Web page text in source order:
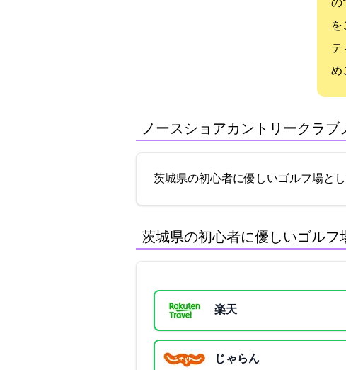
の
を
テ
め
ノースショアカントリークラブ(
茨城県の初心者に優しいゴルフ場と
茨城県の初心者に優しいゴルフ
楽天GORA
じゃらん